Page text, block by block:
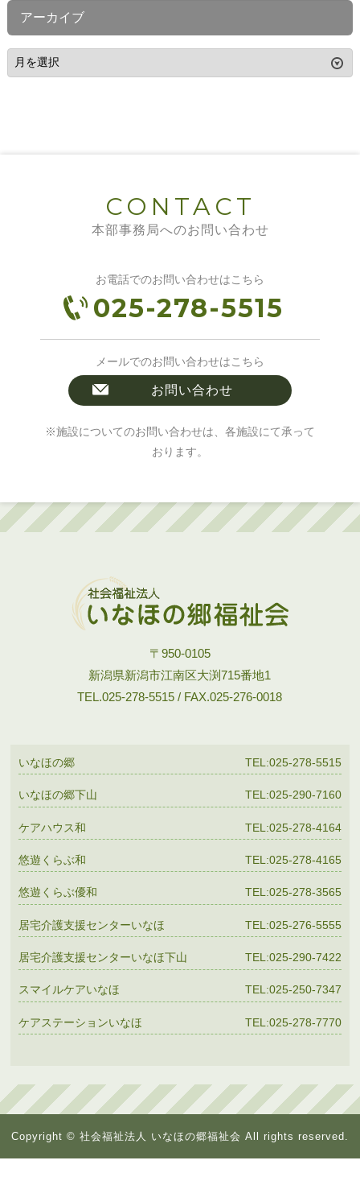
アーカイブ
CONTACT
本部事務局へのお問い合わせ
お電話でのお問い合わせはこちら
025-278-5515
メールでのお問い合わせはこちら
お問い合わせ
※施設についてのお問い合わせは、各施設にて承って
おります。
〒950-0105
新潟県新潟市江南区大渕715番地1
TEL.025-278-5515 / FAX.025-276-0018
いなほの郷 TEL:025-278-5515
いなほの郷下山 TEL:025-290-7160
ケアハウス和 TEL:025-278-4164
悠遊くらぶ和 TEL:025-278-4165
悠遊くらぶ優和 TEL:025-278-3565
居宅介護支援センターいなほ TEL:025-276-5555
居宅介護支援センターいなほ下山 TEL:025-290-7422
スマイルケアいなほ TEL:025-250-7347
ケアステーションいなほ TEL:025-278-7770
Copyright © 社会福祉法人 いなほの郷福祉会 All rights reserved.